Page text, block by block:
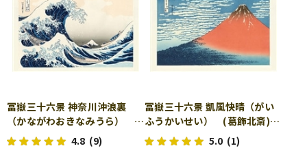
冨嶽三十六景 神奈川沖浪裏
（かながわおきなみうら）
(葛飾北斎) 1000ピース ジ
グソーパズル CUT-1000-078
4.8 (9)
冨嶽三十六景 凱風快晴（がい
ふうかいせい） (葛飾北斎)
1000ピース ジグソーパズ
ル CUT-1000-079
5.0 (1)